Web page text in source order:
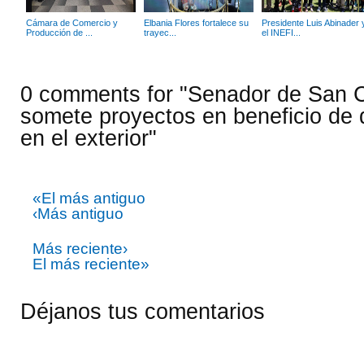
Cámara de Comercio y
Producción de ...
Elbania Flores fortalece su
trayec...
Presidente Luis Abinader
el INEFI...
0 comments for "Senador de San
somete proyectos en beneficio de
en el exterior"
«El más antiguo
‹Más antiguo
Más reciente›
El más reciente»
Déjanos tus comentarios